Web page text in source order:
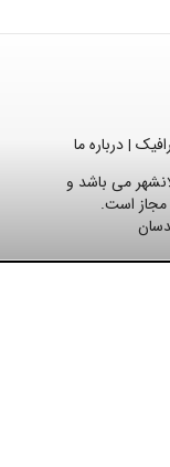
|درباره ما
می باشد و
مجاز است.